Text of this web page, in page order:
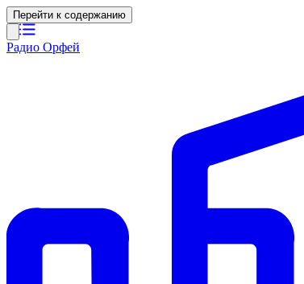
Перейти к содержанию
Радио Орфей